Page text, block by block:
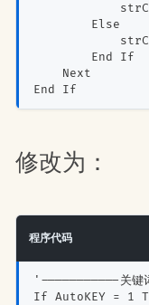
strContent =
Else
strContent =
End If
Next
End If
修改为：
程序代码
'-----------关键
If AutoKEY = 1